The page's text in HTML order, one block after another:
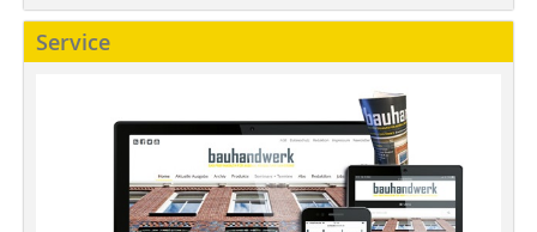
Service